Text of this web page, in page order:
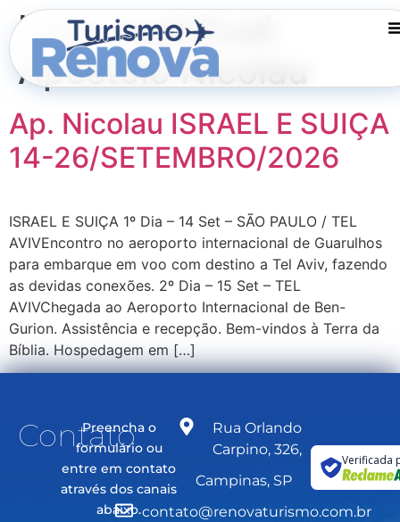
Lider espiritual:
Apostolo Nicolau
Ap. Nicolau ISRAEL E SUIÇA
14-26/SETEMBRO/2026
ISRAEL E SUIÇA 1º Dia – 14 Set – SÃO PAULO / TEL
AVIVEncontro no aeroporto internacional de Guarulhos
para embarque em voo com destino a Tel Aviv, fazendo
as devidas conexões. 2º Dia – 15 Set – TEL
AVIVChegada ao Aeroporto Internacional de Ben-
Gurion. Assistência e recepção. Bem-vindos à Terra da
Bíblia. Hospedagem em […]
Contato
Preencha o
formulário ou
entre em contato
através dos canais
abaixo.
Rua Orlando
Carpino, 326,
Campinas, SP
contato@renovaturismo.com.br
Verificada